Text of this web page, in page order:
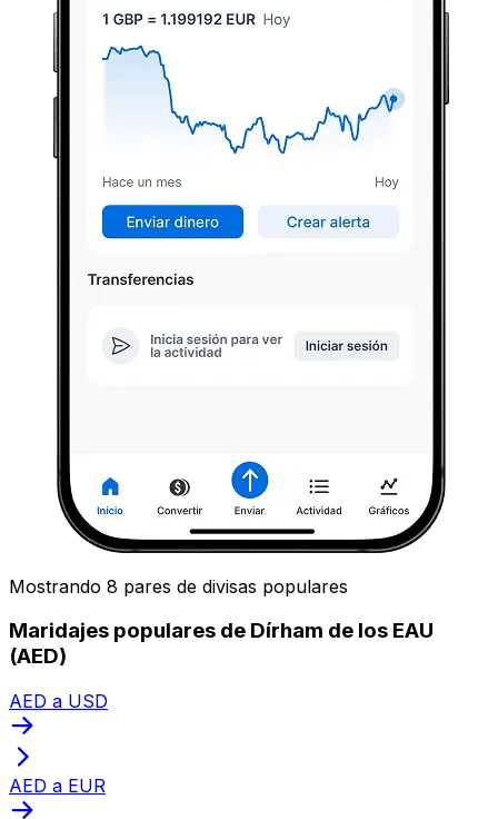
Mostrando 8 pares de divisas populares
Maridajes populares de Dírham de los EAU
(AED)
AED a USD
AED a EUR